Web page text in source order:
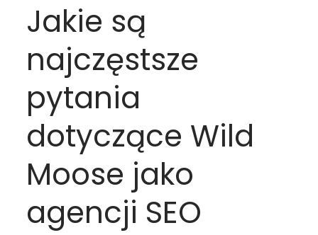
Jakie są
najczęstsze
pytania
dotyczące Wild
Moose jako
agencji SEO